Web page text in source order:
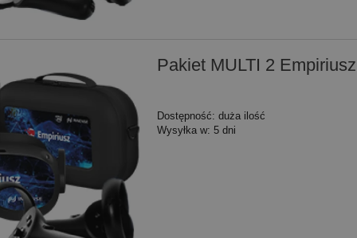
Pakiet MULTI 2
Dostępność: duża ilość
Wysyłka w: 5 dni